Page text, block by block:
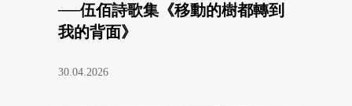
──伍佰詩歌集《移動的樹都轉到
我的背面》
30.04.2026